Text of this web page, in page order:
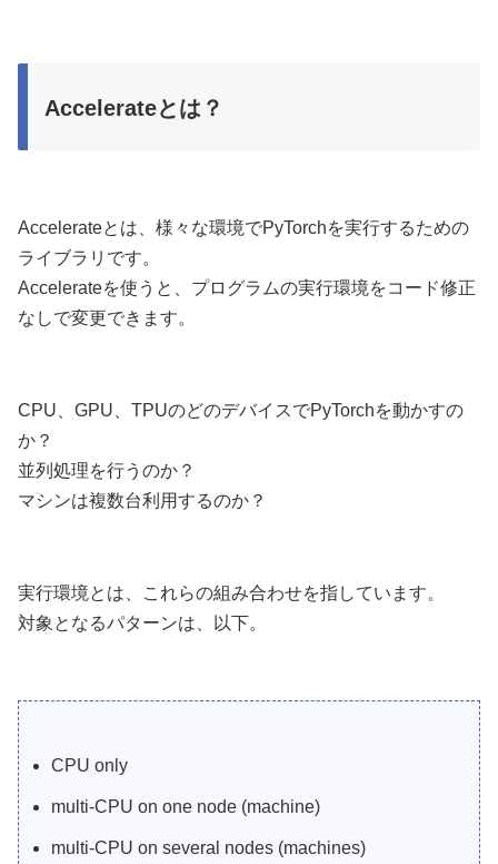
Accelerateとは？
Accelerateとは、様々な環境でPyTorchを実行するための
ライブラリです。
Accelerateを使うと、プログラムの実行環境をコード修正
なしで変更できます。
CPU、GPU、TPUのどのデバイスでPyTorchを動かすの
か？
並列処理を行うのか？
マシンは複数台利用するのか？
実行環境とは、これらの組み合わせを指しています。
対象となるパターンは、以下。
CPU only
multi-CPU on one node (machine)
multi-CPU on several nodes (machines)